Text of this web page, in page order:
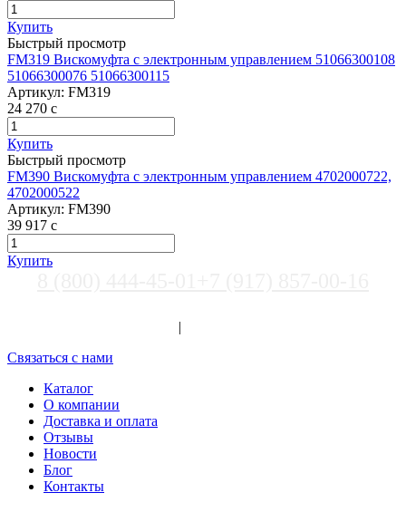
Купить
Быстрый просмотр
FM319 Вискомуфта с электронным управлением 51066300108
51066300076 51066300115
Артикул: FM319
24 270 c
Купить
Быстрый просмотр
FM390 Вискомуфта с электронным управлением 4702000722,
4702000522
Артикул: FM390
39 917 c
Купить
|
Связаться с нами
Каталог
О компании
Доставка и оплата
Отзывы
Новости
Блог
Контакты